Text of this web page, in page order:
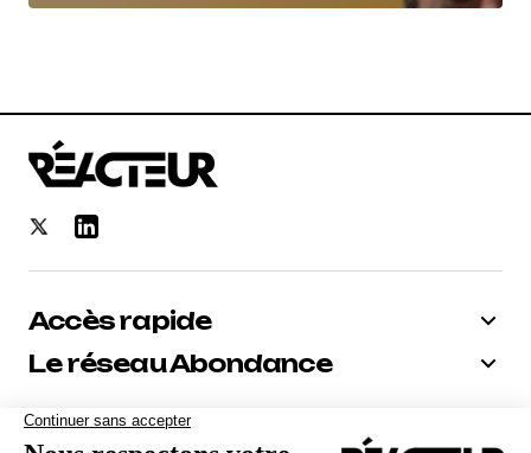
Accès rapide
Le réseau Abondance